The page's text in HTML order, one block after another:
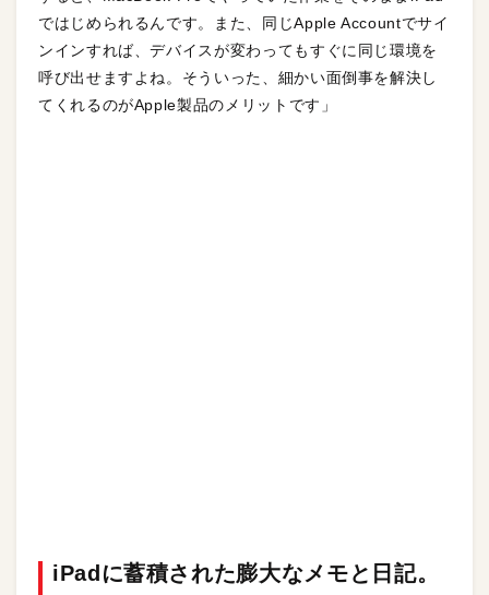
ではじめられるんです。また、同じApple Accountでサイ
ンインすれば、デバイスが変わってもすぐに同じ環境を
呼び出せますよね。そういった、細かい面倒事を解決し
てくれるのがApple製品のメリットです」
iPadに蓄積された膨大なメモと日記。